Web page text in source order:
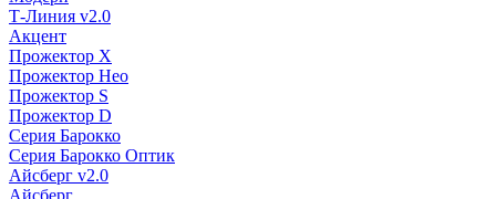
Т-Линия v2.0
Акцент
Прожектор X
Прожектор Нео
Прожектор S
Прожектор D
Серия Барокко
Серия Барокко Оптик
Айсберг v2.0
Айсберг